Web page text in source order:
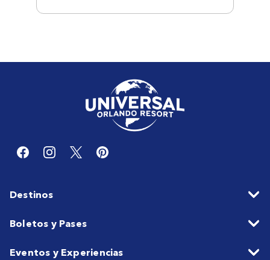
Destinos
Boletos y Pases
Eventos y Experiencias